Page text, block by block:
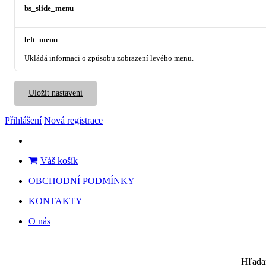
bs_slide_menu
left_menu
Ukládá informaci o způsobu zobrazení levého menu.
Uložit nastavení
Přihlášení Nová registrace
Váš košík
OBCHODNÍ PODMÍNKY
KONTAKTY
O nás